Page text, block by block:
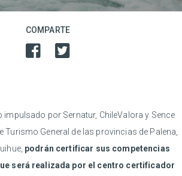
COMPARTE
impulsado por Sernatur, ChileValora y Sence
Turismo General de las provincias de Palena,
podrán certificar sus competencias
será realizada por el centro certificador